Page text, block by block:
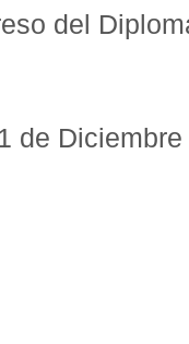
del
de